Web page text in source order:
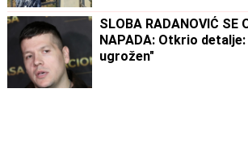
SLOBA RADANOVIĆ SE
NAPADA: Otkrio
ugrožen"